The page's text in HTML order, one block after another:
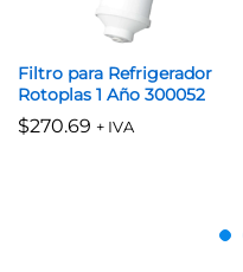
Filtro para Refrigerador
Rotoplas 1 Año 300052
$270.69 + IVA